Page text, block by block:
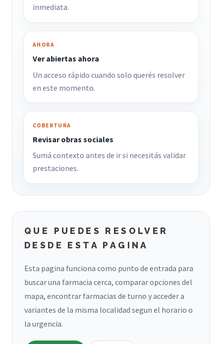
inmediata.
AHORA
Ver abiertas ahora
Un acceso rápido cuando solo querés resolver
en este momento.
COBERTURA
Revisar obras sociales
Sumá contexto antes de ir si necesitás validar
prestaciones.
QUE PUEDES RESOLVER
DESDE ESTA PAGINA
Esta pagina funciona como punto de entrada para
buscar una farmacia cerca, comparar opciones del
mapa, encontrar farmacias de turno y acceder a
variantes de la misma localidad segun el horario o
la urgencia.